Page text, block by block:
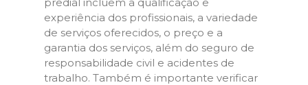
experiência dos profissionais, a variedade
de serviços oferecidos, o preço e a
garantia dos serviços, além do seguro de
responsabilidade civil e acidentes de
trabalho. Também é importante verificar